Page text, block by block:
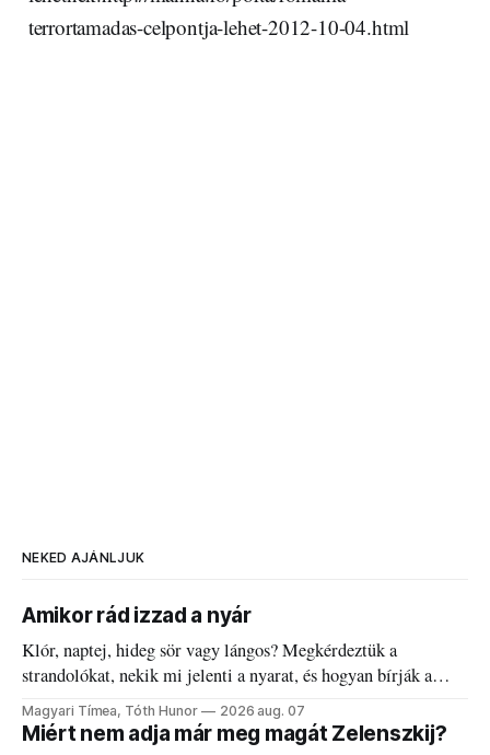
terrortamadas-celpontja-lehet-2012-10-04.html
NEKED AJÁNLJUK
Amikor rád izzad a nyár
Klór, naptej, hideg sör vagy lángos? Megkérdeztük a
strandolókat, nekik mi jelenti a nyarat, és hogyan bírják a
kánikulát.
Magyari Tímea, Tóth Hunor 2026 aug. 07
Miért nem adja már meg magát Zelenszkij?